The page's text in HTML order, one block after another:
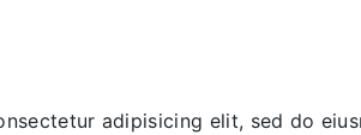
adipisicing elit, sed do